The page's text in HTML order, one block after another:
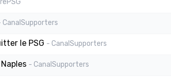
CanalSupporters
le PSG - CanalSupporters
- CanalSupporters